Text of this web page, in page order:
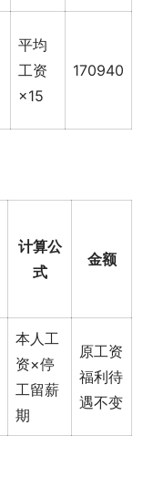
平均
工资
×15
170940
计算公
式
金额
本人工
资×停
工留薪
期
原工资
福利待
遇不变